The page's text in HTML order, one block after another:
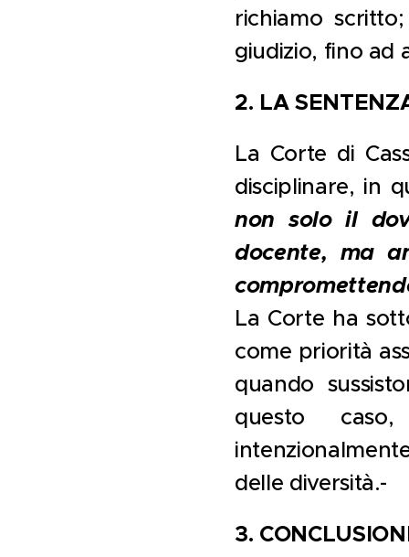
richiamo
giudizio, fino ad
2. LA
La Corte di
disciplinare, in
non solo il
docente, ma
La Corte ha
come priorità
quando
questo
delle diversità.-
3.